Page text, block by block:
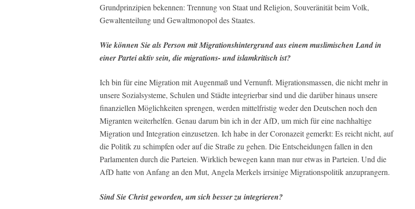
Grundprinzipien bekennen: Trennung von Staat und Religion, Souveränität beim Volk,
Gewaltenteilung und Gewaltmonopol des Staates.
Wie können Sie als Person mit Migrationshintergrund aus einem muslimischen Land in
einer Partei aktiv sein, die migrations- und islamkritisch ist?
Ich bin für eine Migration mit Augenmaß und Vernunft. Migrationsmassen, die nicht mehr in
unsere Sozialsysteme, Schulen und Städte integrierbar sind und die darüber hinaus unsere
finanziellen Möglichkeiten sprengen, werden mittelfristig weder den Deutschen noch den
Migranten weiterhelfen. Genau darum bin ich in der AfD, um mich für eine nachhaltige
Migration und Integration einzusetzen. Ich habe in der Coronazeit gemerkt: Es reicht nicht, auf
die Politik zu schimpfen oder auf die Straße zu gehen. Die Entscheidungen fallen in den
Parlamenten durch die Parteien. Wirklich bewegen kann man nur etwas in Parteien. Und die
AfD hatte von Anfang an den Mut, Angela Merkels irrsinige Migrationspolitik anzuprangern.
Sind Sie Christ geworden, um sich besser zu integrieren?